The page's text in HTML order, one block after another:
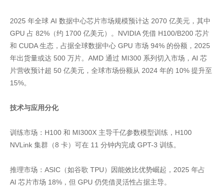
2025 年全球 AI 数据中心芯片市场规模预计达 2070 亿美元，其中
GPU 占 82%（约 1700 亿美元）。NVIDIA 凭借 H100/B200 芯片
和 CUDA 生态，占据全球数据中心 GPU 市场 94% 的份额，2025
年出货量或达 500 万片。AMD 通过 MI300 系列切入市场，AI 芯
片营收预计超 50 亿美元，全球市场份额从 2024 年的 10% 提升至
15%。
技术与应用分化
训练市场：H100 和 MI300X 主导千亿参数模型训练，H100
NVLink 集群（8 卡）可在 11 分钟内完成 GPT-3 训练。
推理市场：ASIC（如谷歌 TPU）因能效比优势崛起，2025 年占
AI 芯片市场 18%，但 GPU 仍凭借灵活性占据主导。